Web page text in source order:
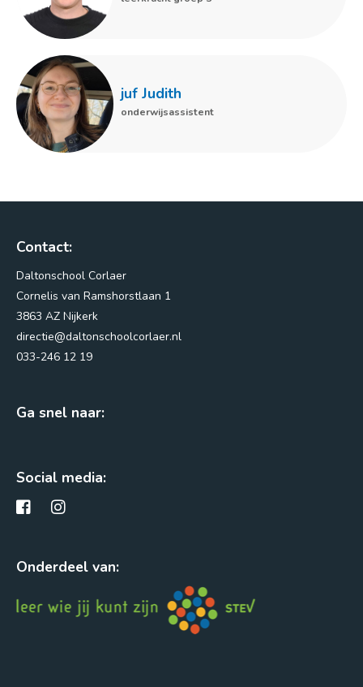
juf Judith
onderwijsassistent
Contact:
Daltonschool Corlaer
Cornelis van Ramshorstlaan 1
3863 AZ Nijkerk
directie@daltonschoolcorlaer.nl
033-246 12 19
Ga snel naar:
Social media:
Onderdeel van: